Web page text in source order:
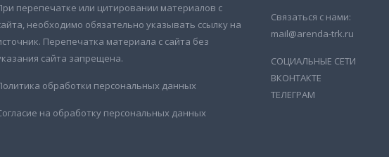
перепечатке или цитировании материалов с
необходимо обязательно указывать ссылку на
Перепечатка материала с сайта без
сайта запрещена.
обработки персональных данных
на обработку персональных данных
Связаться с нами:
mail@arenda-trk.ru
СОЦИАЛЬНЫЕ СЕТИ
ВКОНТАКТЕ
ТЕЛЕГРАМ